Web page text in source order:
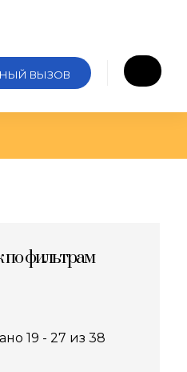
ВЫЗОВ
по фильтрам
19 - 27 из 38